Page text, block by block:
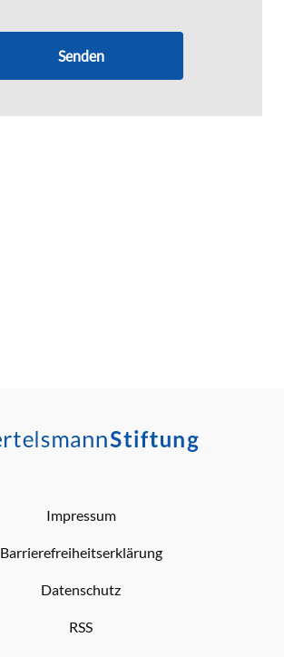
Senden
Impressum
Barrierefreiheitserklärung
Datenschutz
RSS